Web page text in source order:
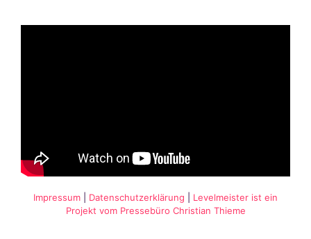
Impressum Datenschutzerklärung
Levelmeister ist ein
Projekt vom Pressebüro Christian Thieme